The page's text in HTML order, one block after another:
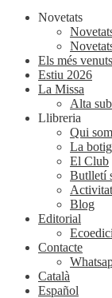
Novetats
Els més venuts
Estiu 2026
La Missa
Alta
Llibreria
Qui
La
El Club
Butlletí
Blog
Editorial
Contacte
Català
Español